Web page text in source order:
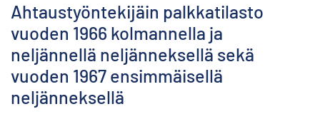
Ahtaustyöntekijäin palkkatilasto
vuoden 1966 kolmannella ja
neljännellä neljänneksellä sekä
vuoden 1967 ensimmäisellä
neljänneksellä